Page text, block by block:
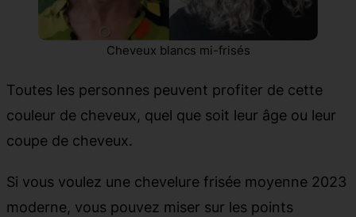
Cheveux blancs mi-frisés
Toutes les personnes peuvent profiter de cette
couleur de cheveux, quel que soit leur âge ou leur
coupe de cheveux.
Si vous voulez une chevelure frisée moyenne 2023
moderne, vous pouvez miser sur les points